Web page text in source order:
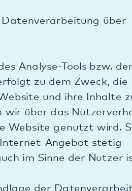
Ihrer Browser-Software
Sie darauf hin, dass Sie in
nicht sämtliche
die Erfassung der durch
und auf Ihre Nutzung der
dieser Daten durch uns
die Opt-Out-Option nutzen: